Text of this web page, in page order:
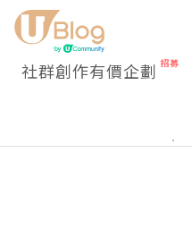
社群創作有價企劃